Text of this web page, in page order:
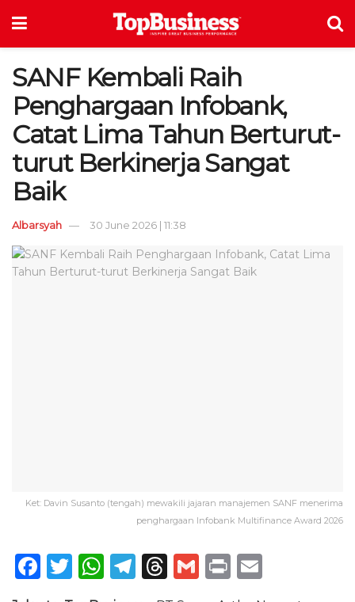
SANF Kembali Raih
Penghargaan Infobank,
Catat Lima Tahun Berturut-
turut Berkinerja Sangat
Baik
Albarsyah 30 June 2026 | 11:38
Ket: Davin Susanto (tengah) mewakili jajaran manajemen SANF menerima
penghargaan Infobank Multifinance Award 2026
F
T
w
W
h
T
T
G P
ri